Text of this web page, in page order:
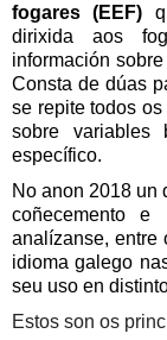
fogares (EEF)
dirixida aos
información
Consta de dúas
se repite todos
sobre variables
específico.
No anon 2018 un
coñecemento
analízanse, entre
idioma galego
seu uso en
Estos son os